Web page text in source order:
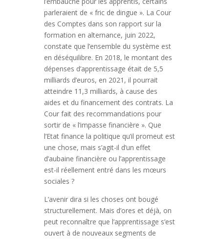
parleraient de « fric de dingue ». La Cour
des Comptes dans son rapport sur la
formation en alternance, juin 2022,
constate que l’ensemble du système est
en déséquilibre. En 2018, le montant des
dépenses d’apprentissage était de 5,5
milliards d’euros, en 2021, il pourrait
atteindre 11,3 milliards, à cause des
aides et du financement des contrats. La
Cour fait des recommandations pour
sortir de « l’impasse financière ». Que
l’Etat finance la politique qu’il promeut est
une chose, mais s’agit-il d’un effet
d’aubaine financière ou l’apprentissage
est-il réellement entré dans les mœurs
sociales ?
L’avenir dira si les choses ont bougé
structurellement. Mais d’ores et déjà, on
peut reconnaître que l’apprentissage s’est
ouvert à de nouveaux segments de